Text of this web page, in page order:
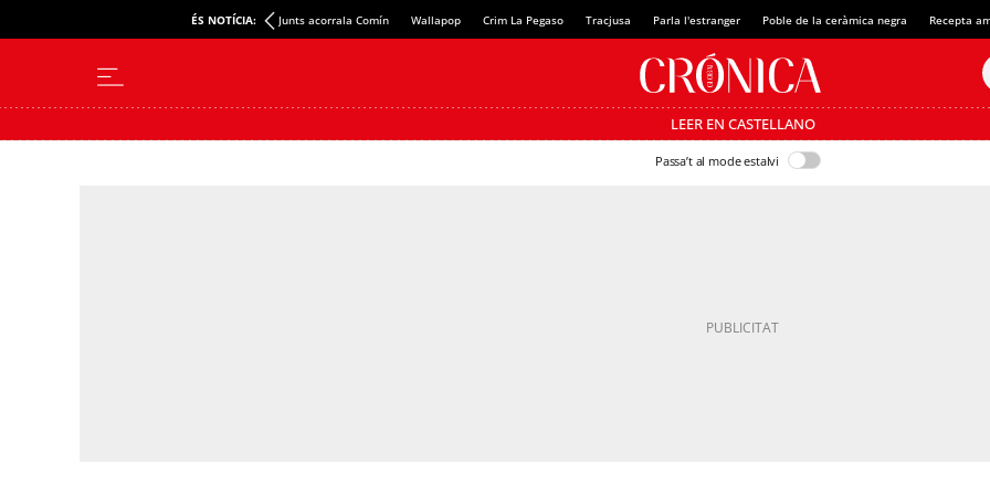
ÉS NOTÍCIA: Junts acorrala Comín Wallapop Crim La Pegaso Tracjusa Parla l'estranger Poble de la ceràmica negra Recepta
LEER EN CASTELLANO
Passa’t al mode estalvi